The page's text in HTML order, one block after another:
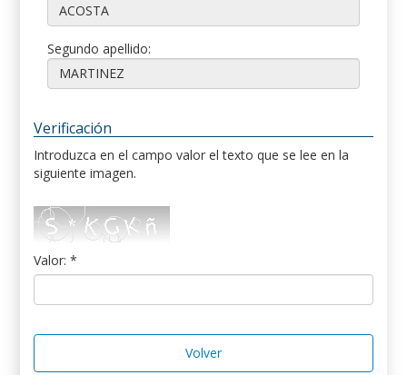
Segundo apellido:
Verificación
Introduzca en el campo valor el texto que se lee en la
siguiente imagen.
Valor: *
Volver